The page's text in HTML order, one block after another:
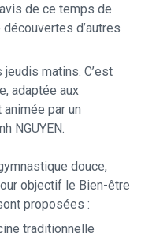
de ce temps de
d’autres
matins. C’est
adaptée aux
par un
NGUYEN.
douce,
objectif le Bien-être
proposées :
traditionnelle